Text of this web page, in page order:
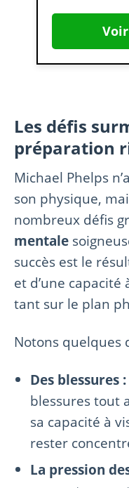
Les défis
préparation
Michael Phelps
son physique,
nombreux défis
mentale
succès est le
et d’une
tant sur le plan
Notons quelques
Des blessures :
blessures tout
sa capacité à
rester
La pression